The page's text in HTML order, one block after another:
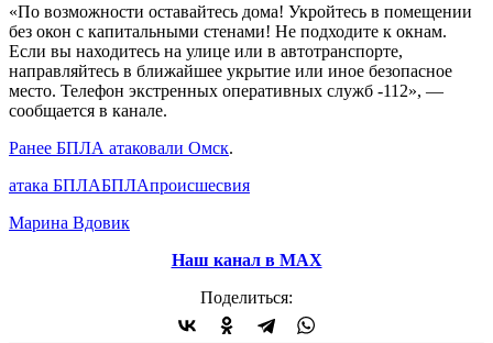
«По возможности оставайтесь дома! Укройтесь в помещении
без окон с капитальными стенами! Не подходите к окнам.
Если вы находитесь на улице или в автотранспорте,
направляйтесь в ближайшее укрытие или иное безопасное
место. Телефон экстренных оперативных служб -112», —
сообщается в канале.
Ранее БПЛА атаковали Омск.
атака БПЛАБПЛАпроисшесвия
Марина Вдовик
Наш канал в МАХ
Поделиться: